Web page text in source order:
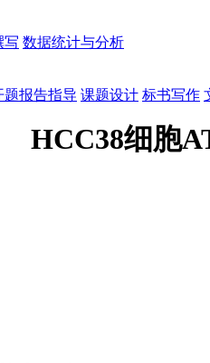
写 数据统计与分析
题报告指导 课题设计 标书写作
HCC38细胞